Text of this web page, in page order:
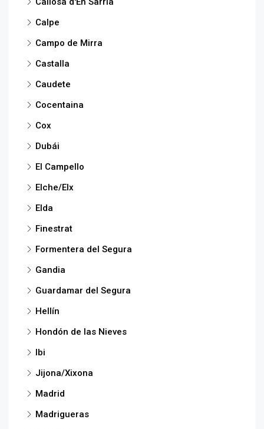
Calpe
Campo de Mirra
Castalla
Caudete
Cocentaina
Cox
Dubái
El Campello
Elche/Elx
Elda
Finestrat
Formentera del Segura
Gandia
Guardamar del Segura
Hellín
Hondón de las Nieves
Ibi
Jijona/Xixona
Madrid
Madrigueras